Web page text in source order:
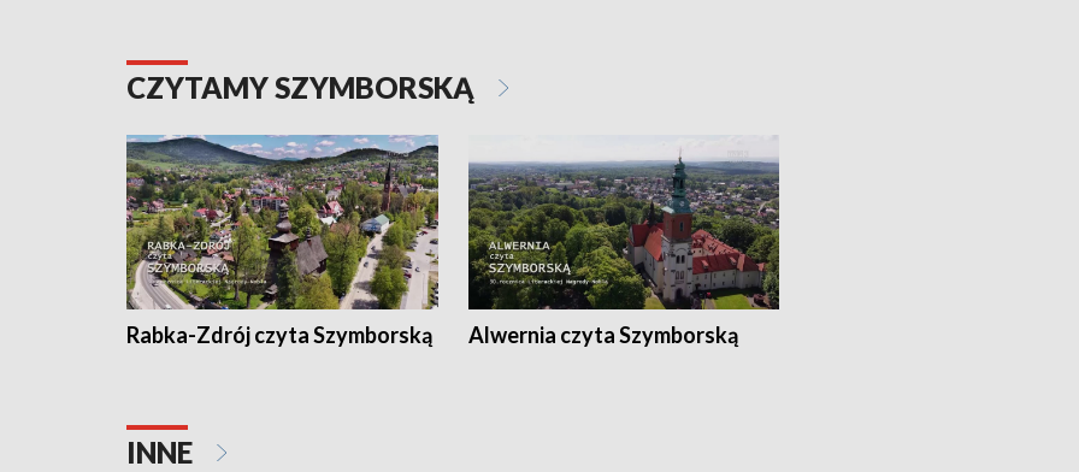
CZYTAMY SZYMBORSKĄ
Rabka-Zdrój czyta Szymborską Alwernia czyta Szymborską
INNE